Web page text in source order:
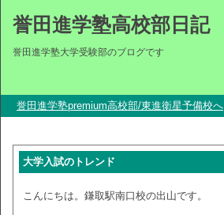
誉田進学塾高校部日記
誉田進学塾大学受験部のブログです
誉田進学塾premium高校部/東進衛星予備校へ
大学入試のトレンド
こんにちは。鎌取駅南口校の出山です。